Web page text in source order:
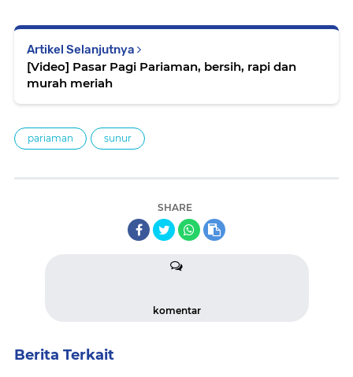
Artikel Selanjutnya
[Video] Pasar Pagi Pariaman, bersih, rapi dan
murah meriah
pariaman sunur
SHARE
komentar
Berita Terkait